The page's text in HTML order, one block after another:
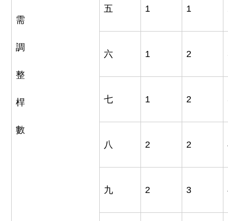
需
調
整
桿
數
五 1 1
六 1 2
七 1 2
八 2 2
九 2 3